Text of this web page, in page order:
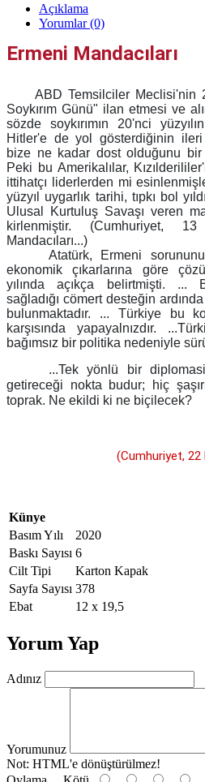
Açıklama
Yorumlar (0)
Ermeni Mandacıları
ABD Temsilciler Meclisi'nin
Soykırım Günü" ilan etmesi ve
sözde soykırımın 20'nci
Hitler'e de yol gösterdiğinin ileri
bize ne kadar dost olduğunu bir
Peki bu Amerikalılar,
ittihatçı liderlerden mi
yüzyıl uygarlık tarihi, tıpkı bol
Ulusal Kurtuluş Savaşı veren
kirlenmiştir. (Cumhuriyet,
Mandacıları...)
Atatürk, Ermeni sorununun
ekonomik çıkarlarına göre
yılında açıkça belirtmişti. ...
sağladığı cömert desteğin
bulunmaktadır. ... Türkiye bu
karşısında yapayalnızdır.
bağımsız bir politika nedeniyle
...Tek yönlü bir
getireceği nokta budur; hiç
toprak. Ne ekildi ki ne biçilecek?
(Cumhuriyet, 22
Künye
Basım Yılı
2020
Baskı Sayısı 6
Cilt Tipi
Karton Kapak
Sayfa Sayısı 378
Ebat
12 x 19,5
Yorum Yap
Adınız
Yorumunuz
Not: HTML'e dönüştürülmez!